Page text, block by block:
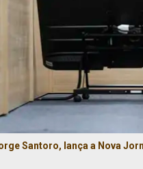
Santoro, lança a Nova